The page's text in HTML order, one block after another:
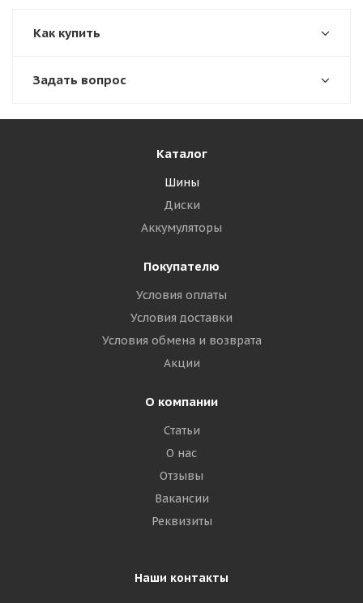
Как купить
Задать вопрос
Каталог
Шины
Диски
Аккумуляторы
Покупателю
Условия оплаты
Условия доставки
Условия обмена и возврата
Акции
О компании
Статьи
О нас
Отзывы
Вакансии
Реквизиты
Наши контакты